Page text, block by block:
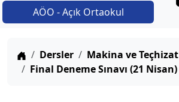
AÖO - Açık Ortaokul
Anasayfa
Dersler
Makina ve Teçhizat
Final Deneme Sınavı (21 Nisan)